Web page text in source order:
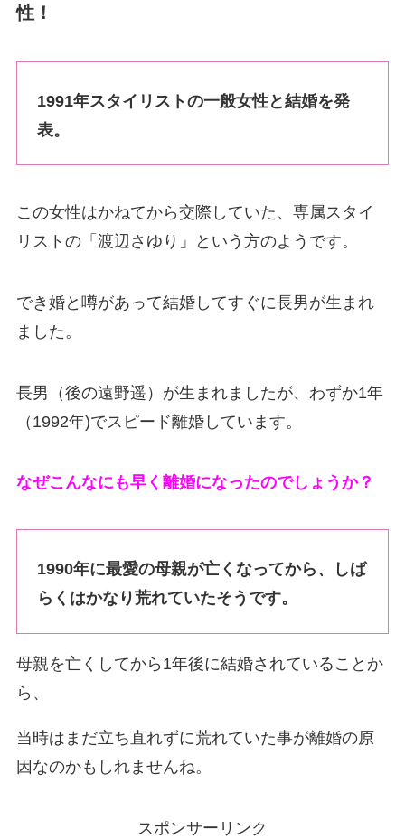
性！
1991年スタイリストの一般女性と結婚を発
表。
この女性はかねてから交際していた、専属スタイ
リストの「渡辺さゆり」という方のようです。
でき婚と噂があって結婚してすぐに長男が生まれ
ました。
長男（後の遠野遥）が生まれましたが、わずか1年
（1992年)でスピード離婚しています。
なぜこんなにも早く離婚になったのでしょうか？
1990年に最愛の母親が亡くなってから、しば
らくはかなり荒れていたそうです。
母親を亡くしてから1年後に結婚されていることか
ら、
当時はまだ立ち直れずに荒れていた事が離婚の原
因なのかもしれませんね。
スポンサーリンク